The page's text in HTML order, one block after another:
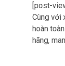
[post-
Cùng với
hoàn
hãng,